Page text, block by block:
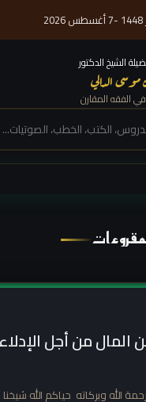
الشيخ الدكتور
موسى الدالي
الفقه المقارن
المال من أجل